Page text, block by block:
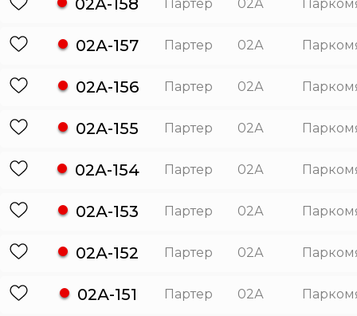
02А-158 Партер 02А
02А-157 Партер 02А
02А-156 Партер 02А
02А-155 Партер 02А
02А-154 Партер 02А
02А-153 Партер 02А
02А-152 Партер 02А
02А-151 Партер 02А